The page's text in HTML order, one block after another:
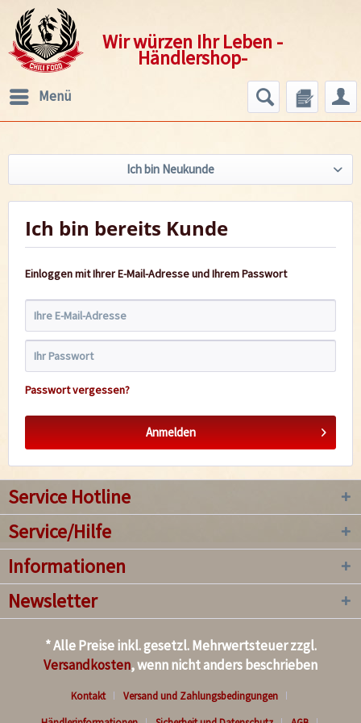
Wir würzen Ihr Leben -
Händlershop-
Menü
Ich bin Neukunde
Ich bin bereits Kunde
Einloggen mit Ihrer E-Mail-Adresse und Ihrem Passwort
Passwort vergessen?
Anmelden
Service Hotline
Service/Hilfe
Informationen
Newsletter
* Alle Preise inkl. gesetzl. Mehrwertsteuer zzgl.
Versandkosten, wenn nicht anders beschrieben
Kontakt
Versand und Zahlungsbedingungen